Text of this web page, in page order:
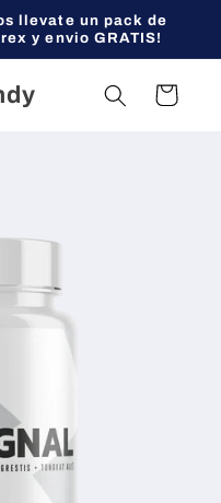
llevate un pack de
y envio GRATIS!
Carrito